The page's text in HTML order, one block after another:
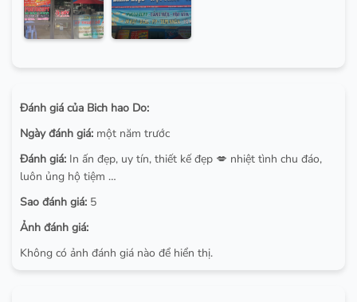
Đánh giá của Bich hao Do:
Ngày đánh giá: một năm trước
Đánh giá: In ấn đẹp, uy tín, thiết kế đẹp 💋 nhiệt tình chu đáo,
luôn ủng hộ tiệm …
Sao đánh giá: 5
Ảnh đánh giá:
Không có ảnh đánh giá nào để hiển thị.